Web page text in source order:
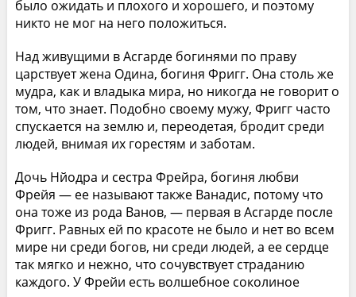
было ожидать и плохого и хорошего, и поэтому
никто не мог на него положиться.
Над живущими в Асгарде богинями по праву
царствует жена Одина, богиня Фригг. Она столь же
мудра, как и владыка мира, но никогда не говорит о
том, что знает. Подобно своему мужу, Фригг часто
спускается на землю и, переодетая, бродит среди
людей, внимая их горестям и заботам.
Дочь Нйодра и сестра Фрейра, богиня любви
Фрейя — ее называют также Ванадис, потому что
она тоже из рода Ванов, — первая в Асгарде после
Фригг. Равных ей по красоте не было и нет во всем
мире ни среди богов, ни среди людей, а ее сердце
так мягко и нежно, что сочувствует страданию
каждого. У Фрейи есть волшебное соколиное